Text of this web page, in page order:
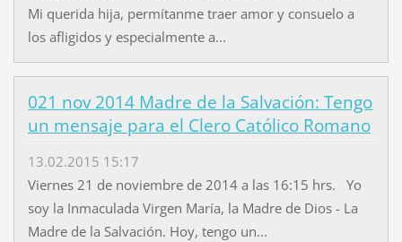
Mi querida hija, permítanme traer amor y consuelo a
los afligidos y especialmente a...
021 nov 2014 Madre de la Salvación: Tengo
un mensaje para el Clero Católico Romano
13.02.2015 15:17
Viernes 21 de noviembre de 2014 a las 16:15 hrs. Yo
soy la Inmaculada Virgen María, la Madre de Dios - La
Madre de la Salvación. Hoy, tengo un...